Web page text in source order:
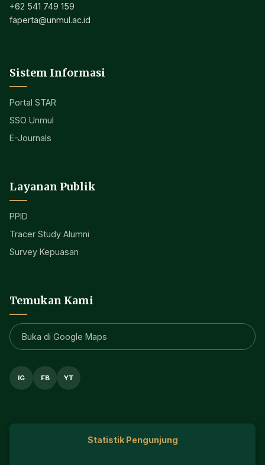
+62 541 749 159
faperta@unmul.ac.id
Sistem Informasi
Portal STAR
SSO Unmul
E-Journals
Layanan Publik
PPID
Tracer Study Alumni
Survey Kepuasan
Temukan Kami
Buka di Google Maps
IG FB YT
Statistik Pengunjung